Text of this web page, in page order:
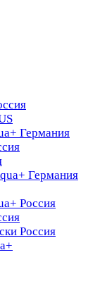
Германия
Германия
Россия
Россия